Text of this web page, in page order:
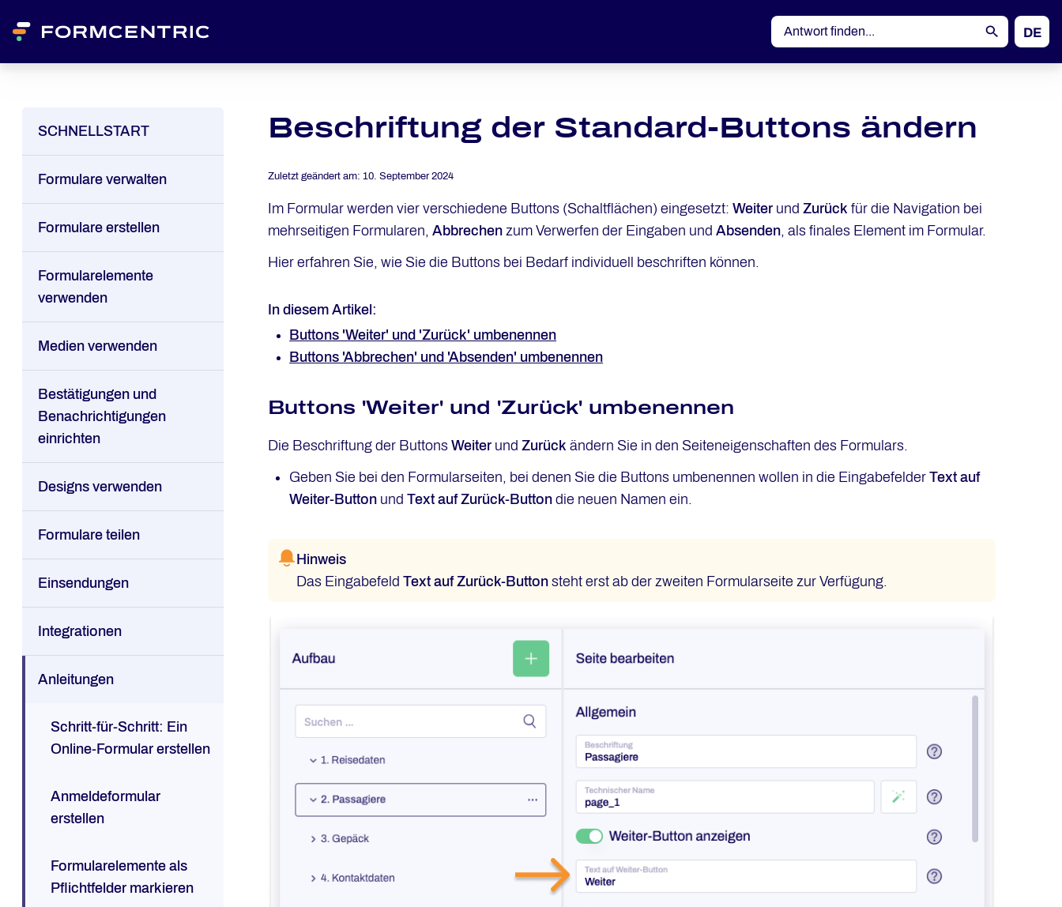
DE
EN
SCHNELLSTART
Formulare verwalten
Formulare erstellen
Formularelemente
verwenden
Medien verwenden
Bestätigungen und
Benachrichtigungen
einrichten
Designs verwenden
Formulare teilen
Einsendungen
Integrationen
Anleitungen
Schritt-für-Schritt: Ein
Online-Formular erstellen
Anmeldeformular
erstellen
Formularelemente als
Pflichtfelder markieren
Beschriftung der Standard-Buttons ändern
Zuletzt geändert am:10. September 2024
Im Formular werden vier verschiedene Buttons (Schaltflächen) eingesetzt:Weiter undZurück für die Navigation bei
mehrseitigen Formularen,Abbrechen zum Verwerfen der Eingaben undAbsenden, als finales Element im Formular.
Hier erfahren Sie, wie Sie die Buttons bei Bedarf individuell beschriften können.
In diesem Artikel:
Buttons 'Weiter' und 'Zurück' umbenennen
Buttons 'Abbrechen' und 'Absenden' umbenennen
Buttons 'Weiter' und 'Zurück' umbenennen
Die Beschriftung der ButtonsWeiter undZurück ändern Sie in den Seiteneigenschaften des Formulars.
Geben Sie bei den Formularseiten, bei denen Sie die Buttons umbenennen wollen in die EingabefelderText auf
Weiter-Button undText auf Zurück-Button die neuen Namen ein.
Hinweis
Das EingabefeldText auf Zurück-Button steht erst ab der zweiten Formularseite zur Verfügung.